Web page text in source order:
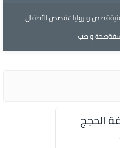
قصص و رواياتقصص الأطفال
صحة و طب
الحجج